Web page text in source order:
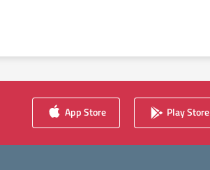
App Store Play Store